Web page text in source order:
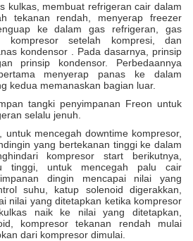
kulkas, membuat refrigeran cair dalam
tekanan rendah, menyerap freezer
ke dalam gas refrigeran, gas
kompresor setelah kompresi, dan
kondensor . Pada dasarnya, prinsip
prinsip kondensor. Perbedaannya
menyerap panas ke dalam
kedua memanaskan bagian luar.
tangki penyimpanan Freon untuk
selalu jenuh.
untuk mencegah downtime kompresor,
yang bertekanan tinggi ke dalam
kompresor start berikutnya,
tinggi, untuk mencegah palu cair
dingin mencapai nilai yang
suhu, katup solenoid digerakkan,
nilai yang ditetapkan ketika kompresor
naik ke nilai yang ditetapkan,
kompresor tekanan rendah mulai
dari kompresor dimulai.